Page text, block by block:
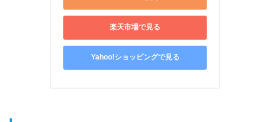
楽天市場で見る
Yahoo!ショッピングで見る